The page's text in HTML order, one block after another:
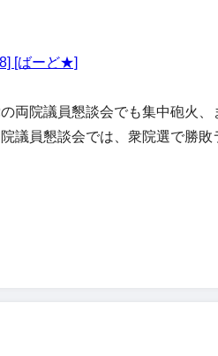
[ばーど★]
院議員懇談会でも集中砲火
議員懇談会では、衆院選で勝